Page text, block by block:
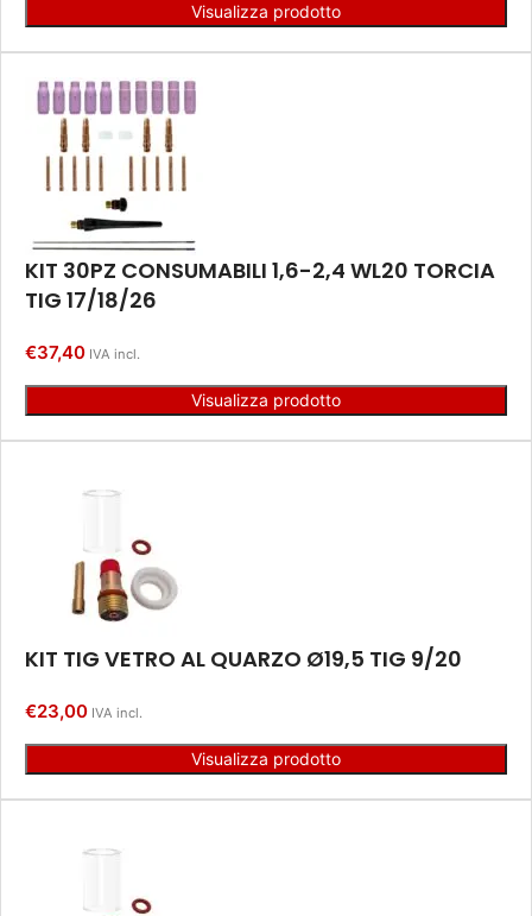
Visualizza prodotto
KIT 30PZ CONSUMABILI 1,6-2,4 WL20 TORCIA
TIG 17/18/26
€37,40 IVA incl.
Visualizza prodotto
KIT TIG VETRO AL QUARZO Ø19,5 TIG 9/20
€23,00 IVA incl.
Visualizza prodotto